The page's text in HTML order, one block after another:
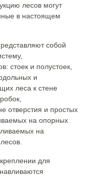
лесов могут
в настоящем
собой
стоек и полустоек,
и
леса к стене
отверстия и простых
на опорных
на
для